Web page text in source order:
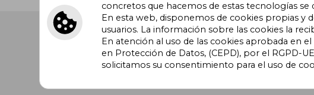
Buscalibre España . Calle Energía, 65, Nave 3 (08940), Cornellà
Barcelona. Derechos Reservados.
Buscalibre Colombia
concretos que hacemos de estas tecnologías
En esta web, disponemos de cookies propias y
usuarios. La información sobre las cookies la
En atención al uso de las cookies aprobada en
en Protección de Datos, (CEPD), por el RGPD-
solicitamos su consentimiento para el uso de